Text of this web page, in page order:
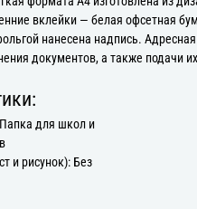
вклейки — белая офсетная
нанесена надпись.
документов, а также подачи
для школ и
и рисунок): Без